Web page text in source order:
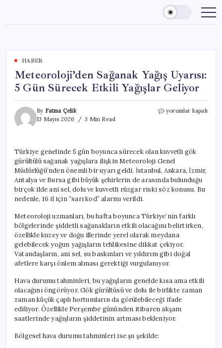
content
HABER
Meteoroloji’den Sağanak Yağış Uyarısı:
5 Gün Sürecek Etkili Yağışlar Geliyor
By Fatma Çelik
13 Mayıs 2026
3 Min Read
Meteoroloji’den
Gün
Sürecek
Etkili
Yağışlar
Geliyor
yorumlar kapalı
Türkiye genelinde 5 gün boyunca sürecek olan kuvvetli gök
gürültülü sağanak yağışlara ilişkin Meteoroloji Genel
Müdürlüğü’nden önemli bir uyarı geldi. İstanbul, Ankara, İzmir,
Antalya ve Bursa gibi büyük şehirlerin de arasında bulunduğu
birçok ilde ani sel, dolu ve kuvvetli rüzgar riski söz konusu. Bu
nedenle, 16 il için “sarı kod” alarmı verildi.
Meteoroloji uzmanları, bu hafta boyunca Türkiye’nin farklı
bölgelerinde şiddetli sağanakların etkili olacağını belirtirken,
özellikle kuzey ve doğu illerinde yerel olarak meydana
gelebilecek yoğun yağışların tehlikesine dikkat çekiyor.
Vatandaşların, ani sel, su baskınları ve yıldırım gibi doğal
afetlere karşı önlem alması gerektiği vurgulanıyor.
Hava durumu tahminleri, bu yağışların genelde kısa ama etkili
olacağını öngörüyor. Gök gürültüsü ve dolu ile birlikte zaman
zaman küçük çaplı hortumların da görülebileceği ifade
ediliyor. Özellikle Perşembe gününden itibaren akşam
saatlerinde yağışların şiddetinin artması bekleniyor.
Bölgesel hava durumu tahminleri ise şu şekilde: